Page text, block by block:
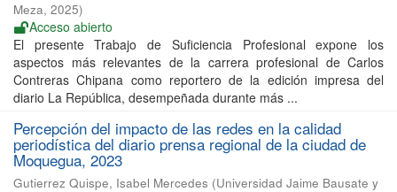
Meza, 2025)
Acceso abierto
El presente Trabajo de Suficiencia Profesional expone los
aspectos más relevantes de la carrera profesional de Carlos
Contreras Chipana como reportero de la edición impresa del
diario La República, desempeñada durante más ...
Percepción del impacto de las redes en la calidad
periodística del diario prensa regional de la ciudad de
Moquegua, 2023
Gutierrez Quispe, Isabel Mercedes (Universidad Jaime Bausate y